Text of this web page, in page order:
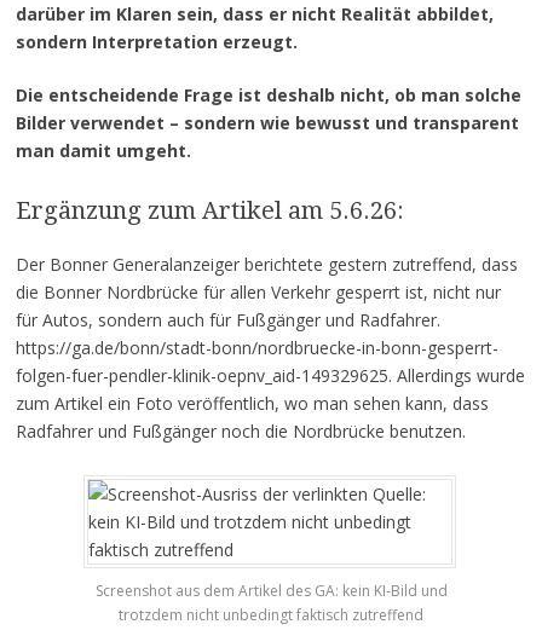
darüber im Klaren sein, dass er nicht Realität abbildet,
sondern Interpretation erzeugt.
Die entscheidende Frage ist deshalb nicht, ob man solche
Bilder verwendet – sondern wie bewusst und transparent
man damit umgeht.
Ergänzung zum Artikel am 5.6.26:
Der Bonner Generalanzeiger berichtete gestern zutreffend, dass
die Bonner Nordbrücke für allen Verkehr gesperrt ist, nicht nur
für Autos, sondern auch für Fußgänger und Radfahrer.
https://ga.de/bonn/stadt-bonn/nordbruecke-in-bonn-gesperrt-
folgen-fuer-pendler-klinik-oepnv_aid-149329625. Allerdings wurde
zum Artikel ein Foto veröffentlich, wo man sehen kann, dass
Radfahrer und Fußgänger noch die Nordbrücke benutzen.
Screenshot aus dem Artikel des GA: kein KI-Bild und
trotzdem nicht unbedingt faktisch zutreffend